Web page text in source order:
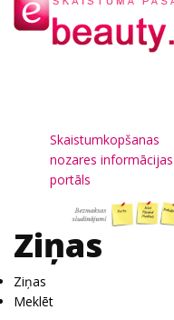
Skaistumkopšanas
nozares informācijas
portāls
Ziņas
Ziņas
Meklēt